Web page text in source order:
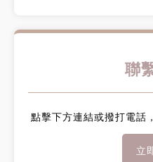
聯
點擊下方連結或撥打電話
立